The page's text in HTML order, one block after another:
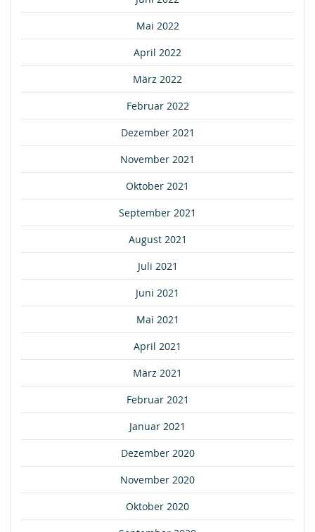
Mai 2022
April 2022
März 2022
Februar 2022
Dezember 2021
November 2021
Oktober 2021
September 2021
August 2021
Juli 2021
Juni 2021
Mai 2021
April 2021
März 2021
Februar 2021
Januar 2021
Dezember 2020
November 2020
Oktober 2020